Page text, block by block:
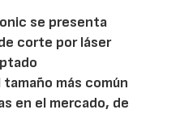
se presenta
corte por láser
más común
en el mercado, de